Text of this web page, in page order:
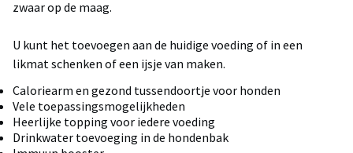
zwaar op de maag.
U kunt het toevoegen aan de huidige voeding of in een
likmat schenken of een ijsje van maken.
Caloriearm en gezond tussendoortje voor honden
Vele toepassingsmogelijkheden
Heerlijke topping voor iedere voeding
Drinkwater toevoeging in de hondenbak